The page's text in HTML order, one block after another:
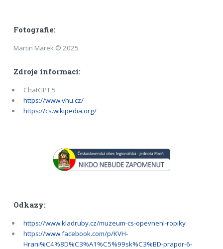
Fotografie:
Martin Marek © 2025
Zdroje informací:
ChatGPT 5
https://www.vhu.cz/
https://cs.wikipedia.org/
Odkazy:
https://www.kladruby.cz/muzeum-cs-opevneni-ropiky
https://www.facebook.com/p/KVH-
Hrani%C4%8D%C3%A1%C5%99sk%C3%BD-prapor-6-